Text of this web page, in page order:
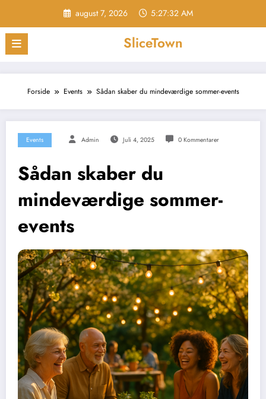
indhold
august 7, 2026 5:27:33 AM
SliceTown
Forside Events Sådan skaber du mindeværdige sommer-events
Events Admin Juli 4, 2025 0 Kommentarer
Sådan skaber du
mindeværdige sommer-
events